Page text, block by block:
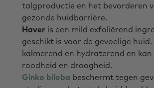
talgproductie en het bevorderen
gezonde huidbarrière.
Haver is een mild exfoliërend
geschikt is voor de gevoelige
kalmerend en hydraterend en kan
roodheid en droogheid.
Ginko biloba beschermt tegen